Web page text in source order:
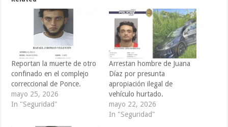
Reportan la muerte de otro
confinado en el complejo
correccional de Ponce.
mayo 25, 2026
In "Seguridad"
Arrestan hombre de Juana
Díaz por presunta
apropiación ilegal de
vehículo hurtado.
mayo 22, 2026
In "Seguridad"